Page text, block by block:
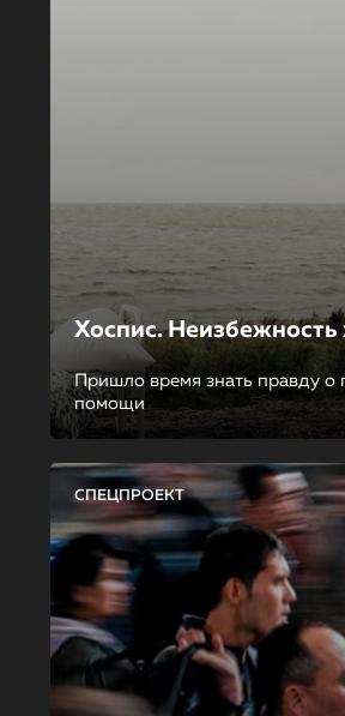
Хоспис. Неизбежность
Пришло время знать правду о
помощи
СПЕЦПРОЕКТ